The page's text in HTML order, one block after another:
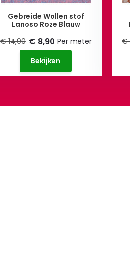
Gebreide Wollen stof
Lanoso Roze Blauw
€ 14,90 € 8,90 Per meter
Bekijken
€